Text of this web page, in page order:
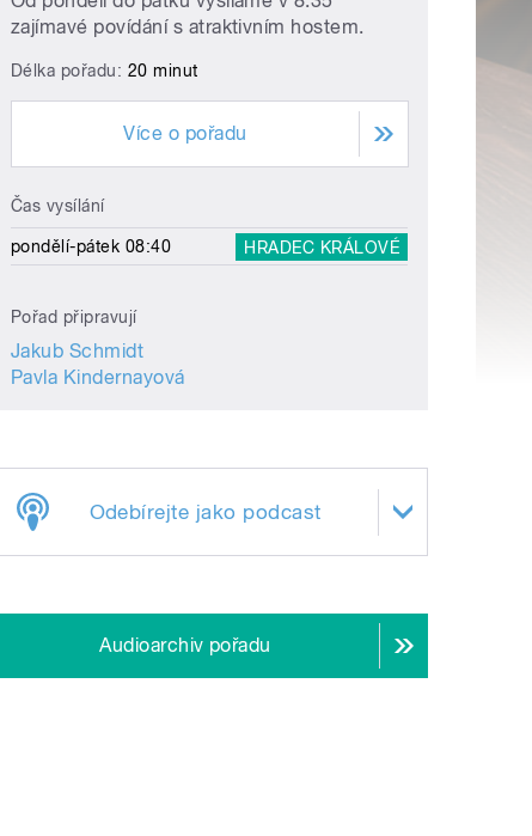
zajímavé povídání s atraktivním hostem.
Délka pořadu: 20 minut
Více o pořadu
Čas vysílání
pondělí-pátek 08:40 HRADEC KRÁLOVÉ
Pořad připravují
Jakub Schmidt
Pavla Kindernayová
Odebírejte jako podcast
Audioarchiv pořadu